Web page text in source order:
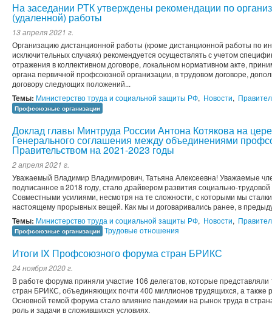
На заседании РТК утверждены рекомендации по
(удаленной) работы
13 апреля 2021 г.
Организацию дистанционной работы (кроме дистанционной работы по
исключительных случаях) рекомендуется осуществлять с учетом
отражения в коллективном договоре, локальном нормативном акте,
органа первичной профсоюзной организации, в трудовом договоре,
договору следующих положений...
Темы: Министерство труда и социальной защиты РФ, Новости,
Профсоюзные организации
Доклад главы Минтруда России Антона Котякова на
Генерального соглашения между объединениями
Правительством на 2021-2023 годы
2 апреля 2021 г.
Уважаемый Владимир Владимирович, Татьяна Алексеевна! Уважаемые
подписанное в 2018 году, стало драйвером развития социально-
Совместными усилиями, несмотря на те сложности, с которыми мы
настоящему прорывных вещей. Как мы и договаривались ранее, в
Темы: Министерство труда и социальной защиты РФ, Новости,
Профсоюзные организации Трудовые отношения
Итоги IX Профсоюзного форума стран БРИКС
24 ноября 2020 г.
В работе форума приняли участие 106 делегатов, которые
стран БРИКС, объединяющих почти 400 миллионов трудящихся, а также
Основной темой форума стало влияние пандемии на рынок труда в
роль и задачи в сложившихся условиях.